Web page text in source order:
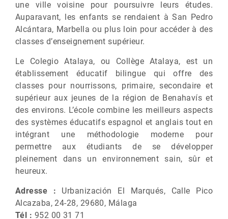
une ville voisine pour poursuivre leurs études.
Auparavant, les enfants se rendaient à San Pedro
Alcántara, Marbella ou plus loin pour accéder à des
classes d’enseignement supérieur.
Le Colegio Atalaya, ou Collège Atalaya, est un
établissement éducatif bilingue qui offre des
classes pour nourrissons, primaire, secondaire et
supérieur aux jeunes de la région de Benahavís et
des environs. L’école combine les meilleurs aspects
des systèmes éducatifs espagnol et anglais tout en
intégrant une méthodologie moderne pour
permettre aux étudiants de se développer
pleinement dans un environnement sain, sûr et
heureux.
Adresse : Urbanización El Marqués, Calle Pico
Alcazaba, 24-28, 29680, Málaga
Tél : 952 00 31 71